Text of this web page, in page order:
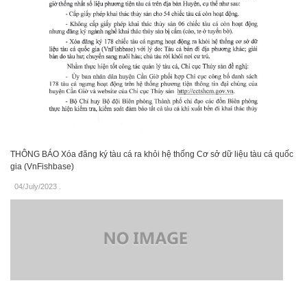
THÔNG BÁO Xóa đăng ký tàu cá ra khỏi hệ thống Cơ sở dữ liệu tàu cá quốc
gia (VnFishbase)
04/July/2023 .